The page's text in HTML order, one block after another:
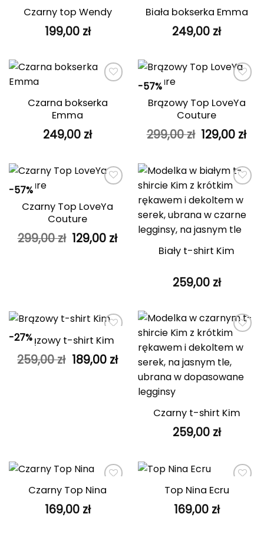
Dodaj do
ulubionych
Czarny top Wendy
199,00 zł
Dodaj do
Biała bokserka Emma
249,00 zł
ulubionych
Czarna bokserka
Emma
249,00 zł
-57%
ulubionych
Brązowy Top LoveYa
Couture
299,00zł Pierwotna
cena
299,00 zł.
129,00 zł
-57%
ulubionych
Czarny Top LoveYa
Couture
299,00zł Pierwotna
cena
129,00 złAktualna
ulubionych
Biały t-shirt Kim
259,00 zł
-27%
Dodaj do
Brązowy t-shirt Kim
259,00zł Pierwotna
cena
189,00 złAktualna
cena
wynosi:
189,00 zł.
ulubionych
Czarny t-shirt Kim
259,00 zł
Dodaj do
Czarny Top Nina
169,00 zł
Dodaj do
Top Nina Ecru
169,00 zł